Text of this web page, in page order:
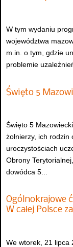
W tym wydaniu
województwa
m.in. o tym, gdzie
problemie
Święto 5
Święto 5
żołnierzy, ich
uroczystościach
Obrony
dowódca 5...
Ogólnokrajowe
W całej Polsce
We wtorek, 21 lipca